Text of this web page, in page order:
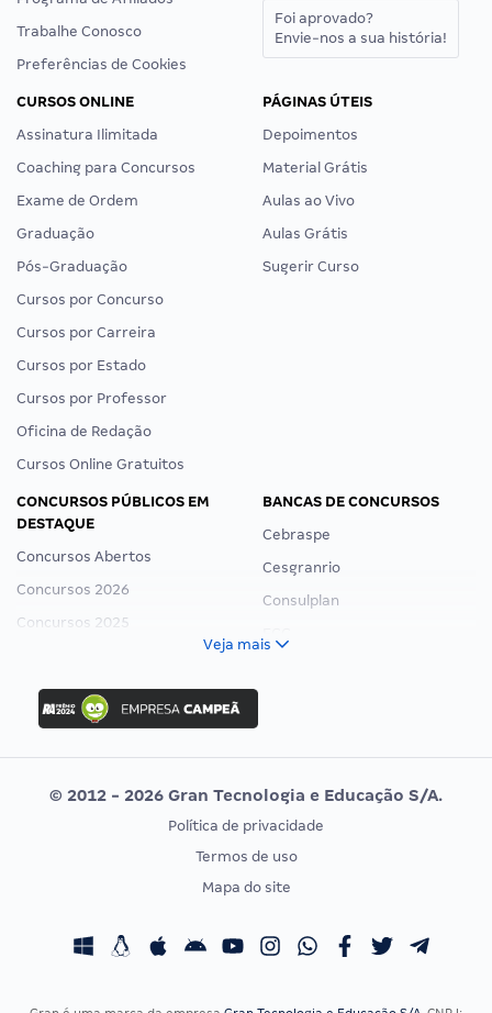
Trabalhe Conosco
Preferências de Cookies
Foi aprovado?
Envie-nos a sua história!
CURSOS ONLINE
Assinatura Ilimitada
Coaching para Concursos
Exame de Ordem
Graduação
Pós-Graduação
Cursos por Concurso
Cursos por Carreira
Cursos por Estado
Cursos por Professor
Oficina de Redação
Cursos Online Gratuitos
PÁGINAS ÚTEIS
Depoimentos
Material Grátis
Aulas ao Vivo
Aulas Grátis
Sugerir Curso
CONCURSOS PÚBLICOS EM
DESTAQUE
Concursos Abertos
Concursos 2026
Concursos 2025
Concurso Ibama
Concurso MPU
Editais publicados
BANCAS DE CONCURSOS
Cebraspe
Cesgranrio
Consulplan
Vunesp
CONCURSOS POR PROFISSÃO
Concursos Fiscais
EXAME DE ORDEM
Calendário OAB
Veja mais
© 2012 - 2026 Gran Tecnologia e Educação S/A.
Política de privacidade
Termos de uso
Mapa do site